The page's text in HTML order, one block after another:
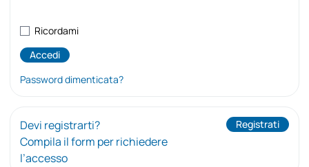
Ricordami
Password dimenticata?
Devi registrarti?
Compila il form per richiedere
l’accesso
Registrati